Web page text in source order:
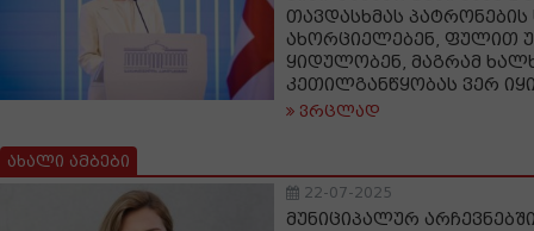
თავდასხმას
ახორციელებენ, ფულით
ყიდულობენ, მაგრამ
კეთილგანწყობას ვერ
ვრცლად
ახალი ამბები
22-07-2025
მუნიციპალურ